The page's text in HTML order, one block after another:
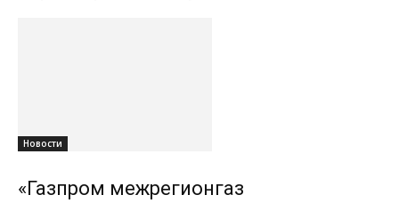
Новости
«Газпром межрегионгаз